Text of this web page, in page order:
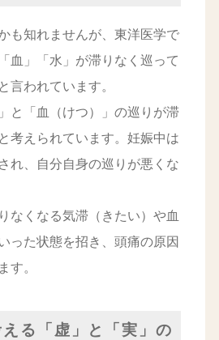
も知れませんが、東洋医学で
血」「水」が滞りなく巡って
言われています。
と「血（けつ）」の巡りが滞
考えられています。妊娠中は
れ、自分自身の巡りが悪くな
なくなる気滞（きたい）や血
った状態を招き、頭痛の原因
す。
る「虚」と「実」の